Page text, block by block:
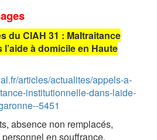
du CIAH 31 : Maltraitance
à domicile en Haute
articles/actualites/appels-a-
institutionnelle-dans-laide-
5451
absence non remplacés,
en souffrance,